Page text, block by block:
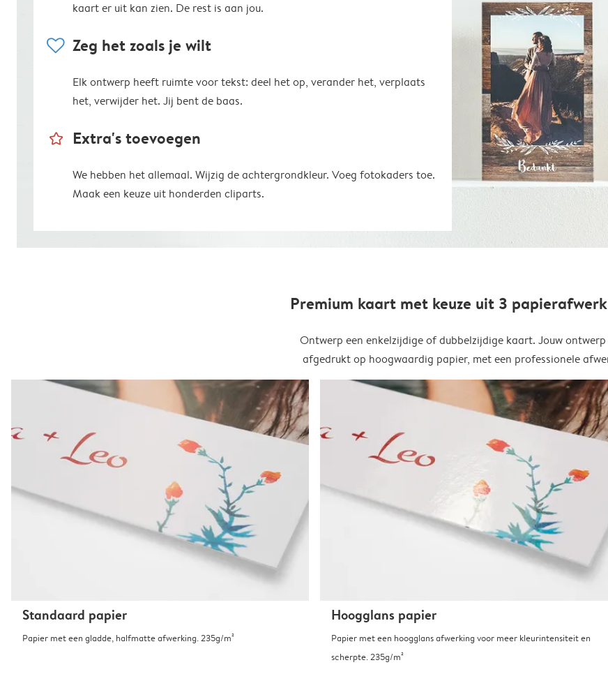
kaart er uit kan zien. De rest is aan jou.
heart Zeg het zoals je wilt
Elk ontwerp heeft ruimte voor tekst: deel het op, verander het, verplaats
het, verwijder het. Jij bent de baas.
star_outline Extra's toevoegen
We hebben het allemaal. Wijzig de achtergrondkleur. Voeg fotokaders toe.
Maak een keuze uit honderden cliparts.
Premium kaart met keuze uit 3
Ontwerp een enkelzijdige of dubbelzijdige kaart. Jouw
afgedrukt op hoogwaardig papier, met een professionele
Standaard papier
Papier met een gladde, halfmatte afwerking. 235g/m²
Hoogglans papier
Papier met een hoogglans afwerking voor meer kleurintensiteit en
scherpte. 235g/m²